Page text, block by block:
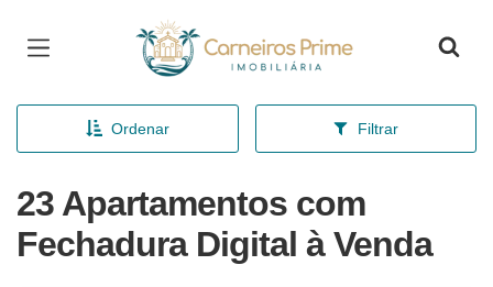
Página inicial
Ordenar Filtrar
23 Apartamentos com
Fechadura Digital à Venda